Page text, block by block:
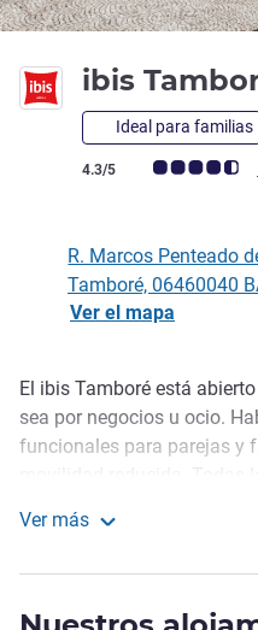
ibis
Ideal para familias
Nota de clientes de Avis
4.3/5
R. Marcos Penteado
Tamboré, 06460040
Ver el mapa
Descripción
El ibis Tamboré está
sea por negocios u ocio.
funcionales para parejas y
desayunos y almuerzos y
Ver más